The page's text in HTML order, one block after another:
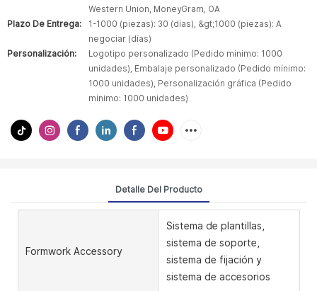
Western Union, MoneyGram, OA
Plazo De Entrega:
1-1000 (piezas): 30 (días), &gt;1000 (piezas): A
negociar (días)
Personalización:
Logotipo personalizado (Pedido mínimo: 1000
unidades), Embalaje personalizado (Pedido mínimo:
1000 unidades), Personalización gráfica (Pedido
mínimo: 1000 unidades)
Detalle Del Producto
Formwork Accessory
Sistema de plantillas,
sistema de soporte,
sistema de fijación y
sistema de accesorios